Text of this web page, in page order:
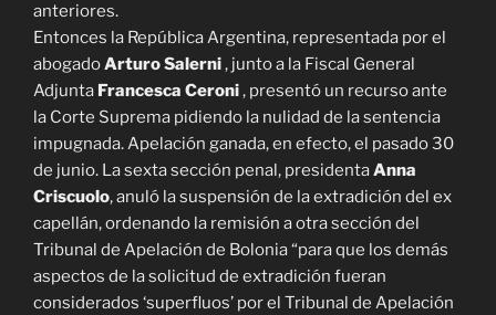
anteriores.
Entonces la República Argentina, representada por el
abogadoArturo Salerni, junto a la Fiscal General
Adjunta Francesca Ceroni, presentó un recurso ante
la Corte Suprema pidiendo la nulidad de la sentencia
impugnada. Apelación ganada, en efecto, el pasado 30
de junio. La sexta sección penal, presidentaAnna
Criscuolo, anuló la suspensión de la extradición del ex
capellán, ordenando la remisión a otra sección del
Tribunal de Apelación de Bolonia “para que los demás
aspectos de la solicitud de extradición fueran
considerados ‘superfluos’ por el Tribunal de Apelación